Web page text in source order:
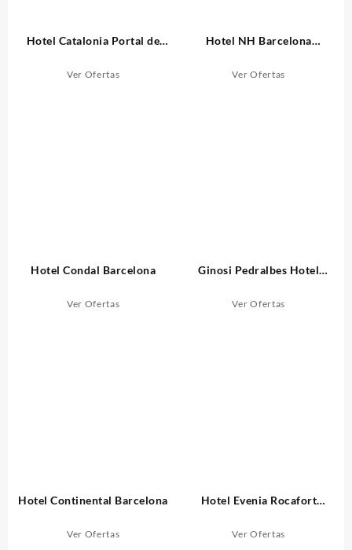
Hotel Catalonia Portal de
Ver Ofertas
Hotel NH Barcelona
Ver Ofertas
Hotel Condal Barcelona
Ver Ofertas
Ginosi Pedralbes Hotel
Ver Ofertas
Hotel Continental Barcelona
Ver Ofertas
Hotel Evenia Rocafort
Ver Ofertas